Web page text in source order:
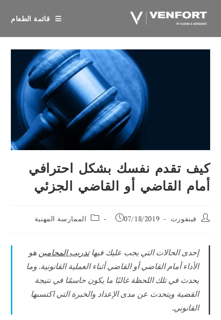
قائمة الطعام
كيف تقدم نفسك بشكل احترافي
أمام القاضي أو القاضي الجزئي
مؤلففينفورت
تم
07/18/2019
فئة الممارسة المهنية
إحدى الحالات التي يجب عليك فيهاتدريب المحامين هو
الأداء أمام القاضي أو القاضي أثناء العملية القانونية. وما
يحدث في تلك اللحظة غالبًا ما يكون حاسمًا في نتيجة
القضية ويتحدث عن مدى الإعداد والخبرة التي اكتسبها
القانوني.